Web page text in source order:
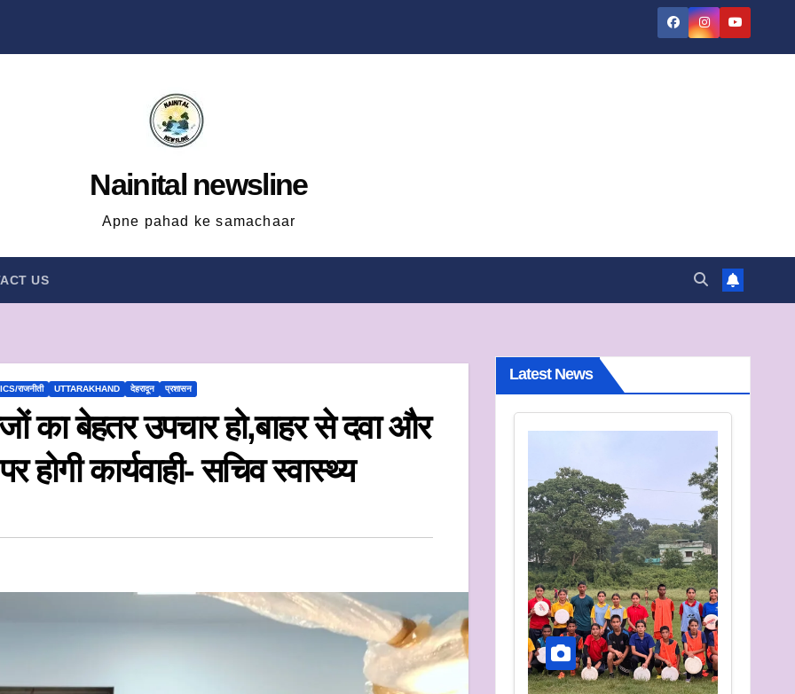
Nainital newsline
Apne pahad ke samachaar
US
राजनीती UTTARAKHAND देहरादून प्रशासन
का बेहतर उपचार हो,बाहर से दवा और
कार्यवाही- सचिव स्वास्थ्य
Latest News